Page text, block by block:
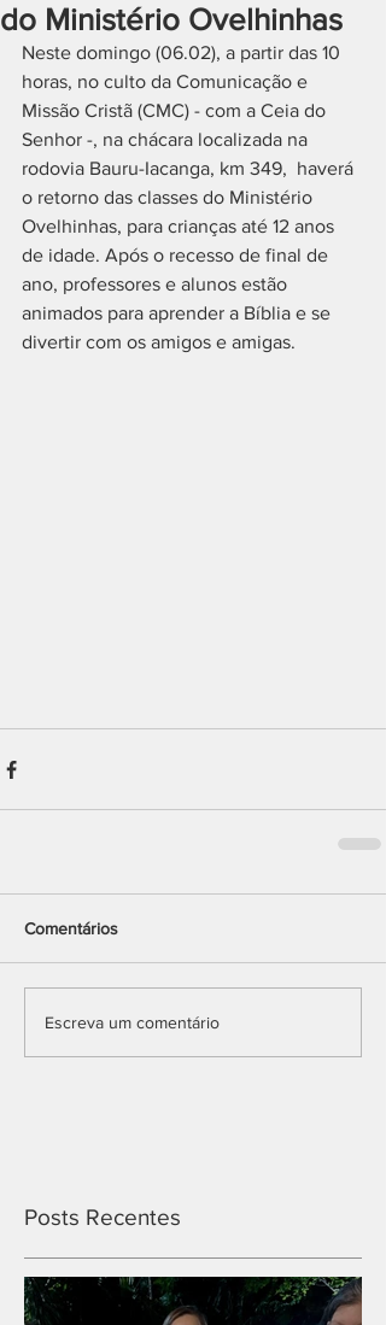
do Ministério Ovelhinhas
Neste domingo (06.02), a partir das 10
horas, no culto da Comunicação e
Missão Cristã (CMC) - com a Ceia do
Senhor -, na chácara localizada na
rodovia Bauru-Iacanga, km 349,  haverá
o retorno das classes do Ministério
Ovelhinhas, para crianças até 12 anos
de idade. Após o recesso de final de
ano, professores e alunos estão
animados para aprender a Bíblia e se
divertir com os amigos e amigas.
Comentários
Escreva um comentário
Posts Recentes